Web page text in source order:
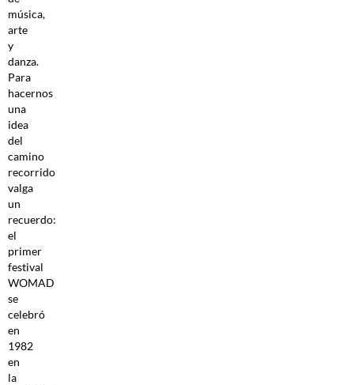
música,
arte
y
danza.
Para
hacernos
una
idea
del
camino
recorrido
valga
un
recuerdo:
el
primer
festival
WOMAD
se
celebró
en
1982
en
la